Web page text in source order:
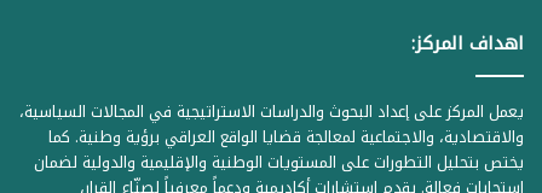
اهداف المركز:
يعمل المركز على إعداد البحوث والدراسات الاستراتيجية في المجالات السياسية،
والاقتصادية، والاجتماعية لمعالجة قضايا الواقع العراقي برؤية وطنية. كما
يختص بتحليل التطورات على المستويات الوطنية والإقليمية والدولية لضمان